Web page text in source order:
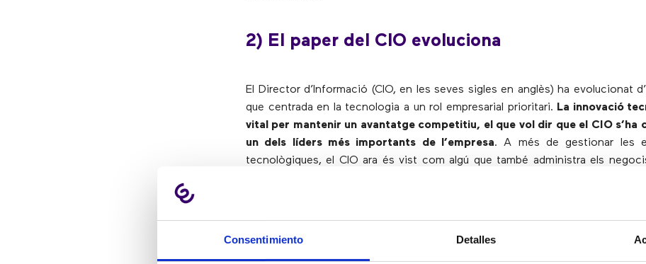
Consentimiento Detalles
2) El paper del CIO evoluciona
El Director d’Informació (CIO, en les seves sigles en anglès) ha evolucionat
que centrada en la tecnologia a un rol empresarial prioritari. La innovació
vital per mantenir un avantatge competitiu, el que vol dir que el CIO s’ha
un dels líders més importants de l’empresa. A més de gestionar les
tecnològiques, el CIO ara és vist com algú que també administra els
3) Registrar la despesa de transformació digital